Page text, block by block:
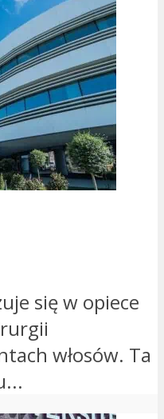
się w opiece
włosów. Ta